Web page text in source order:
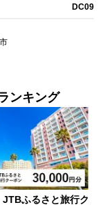
アイスクリーム ジ
イーツ アイス 広島
DC09
ンキング
JTBふるさと旅行ク